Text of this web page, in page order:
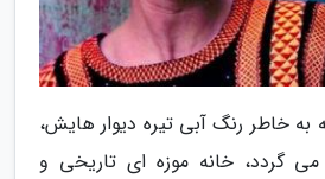
به خاطر رنگ آبی تیره دیوار هایش،
گردد، خانه موزه ای تاریخی و